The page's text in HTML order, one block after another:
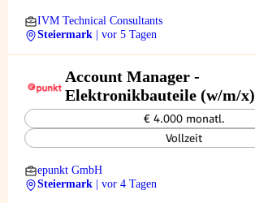
IVM Technical Consultants
Steiermark
| vor 5 Tagen
Account Manager -
Elektronikbauteile (w/m/x)
€ 4.000 monatl.
Vollzeit
epunkt GmbH
Steiermark
| vor 4 Tagen